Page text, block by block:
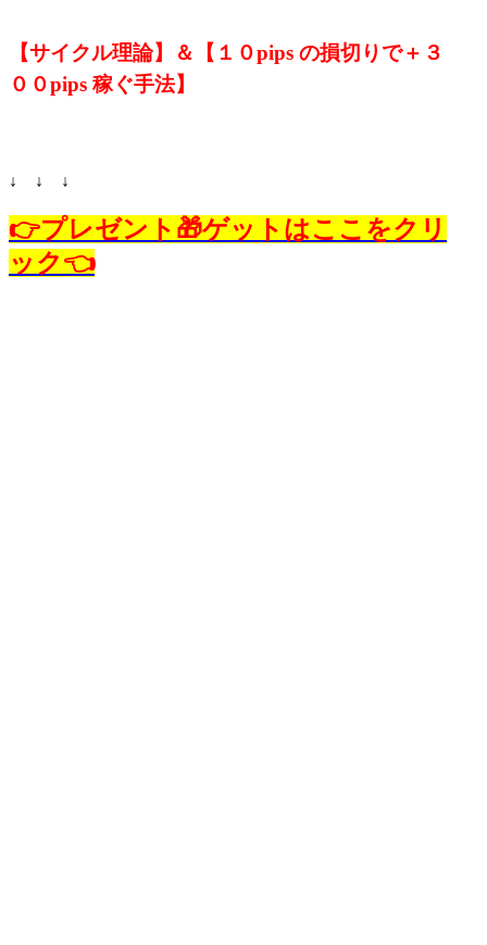
【サイクル理論】＆【１０pips の損切りで＋３
００pips 稼ぐ手法】
↓ ↓ ↓
👉プレゼント🎁ゲットはここをクリ
ック👈